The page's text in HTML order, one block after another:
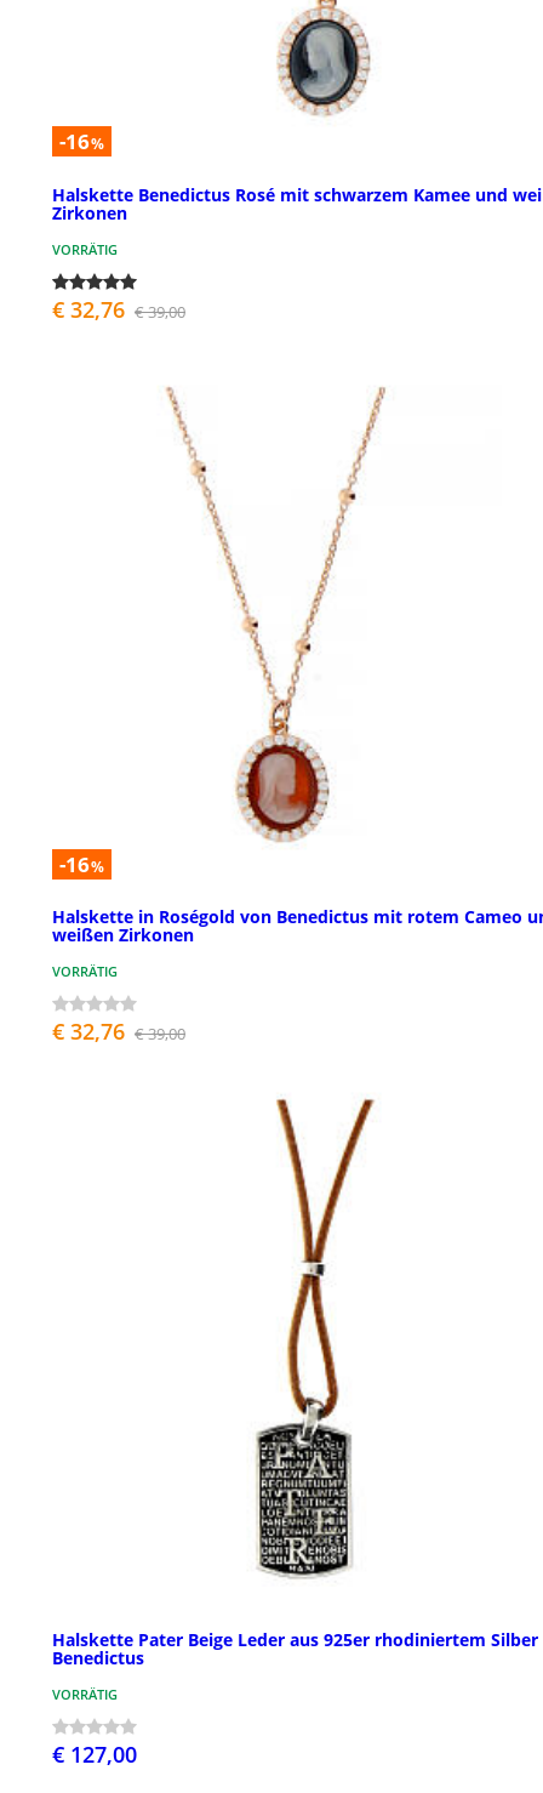
-16%
Halskette Benedictus Rosé mit schwarzem Kamee und
Zirkonen
VORRÄTIG
€ 32,76 € 39,00
-16%
Halskette in Roségold von Benedictus mit rotem Cameo
weißen Zirkonen
VORRÄTIG
€ 32,76 € 39,00
Halskette Pater Beige Leder aus 925er rhodiniertem Silber
Benedictus
VORRÄTIG
€ 127,00